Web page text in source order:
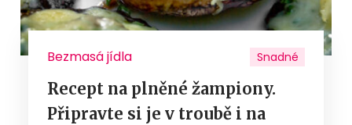
Bezmasá jídla Snadné
Recept na plněné žampiony.
Připravte si je v troubě i na